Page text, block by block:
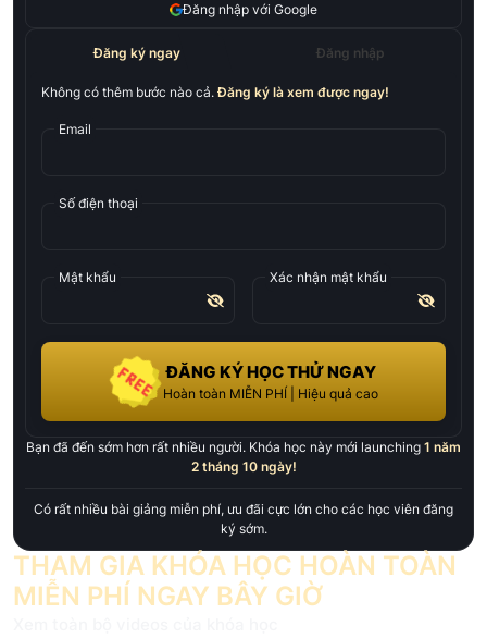
THAM GIA KHÓA HỌC HOÀN TOÀN
MIỄN PHÍ NGAY BÂY GIỜ
Đăng nhập với Google
Đăng ký ngay Đăng nhập
Không có thêm bước nào cả. Đăng ký là xem được ngay!
Email
Số điện thoại
Mật khẩu Xác nhận mật khẩu
ĐĂNG KÝ HỌC THỬ NGAY
Hoàn toàn MIỄN PHÍ | Hiệu quả cao
Bạn đã đến sớm hơn rất nhiều người. Khóa học này mới launching 1 năm
2 tháng 10 ngày!
Có rất nhiều bài giảng miễn phí, ưu đãi cực lớn cho các học viên đăng
ký sớm.